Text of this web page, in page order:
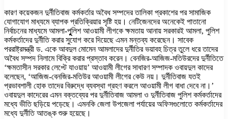
কারণ কয়েকজন দুর্নীতিবাজ কর্মকর্তার অবৈধ সম্পদের তালিকা প্রকাশের পর সামাজিক
যোগাযোগ মাধ্যমে ব্যাপক প্রতিক্রিয়ার সৃষ্টি হয়। নেটিজেনদের অনেকেই পাতানো
নির্বাচনের মাধ্যমে আমলা-পুুুুুুলিশ আওয়ামী লীগকে ক্ষমতায় আনায় সরকারই আমলা, পুলিশ
কর্মকর্তাদের দুর্নীতি করার সুযোগ করে দিয়েছে এমন মন্তব্য করেছেন। সাবেক
পররাষ্ট্রমন্ত্রী ড. একে আবদুল মোমেন আমলাদের দুর্নীতির ভয়াবহ চিত্র তুলে ধরে তাদের
অবৈধ সম্পদ নিলামে বিক্রি করার প্রস্তাব করেন। বেনজির-আজিজ-মতিউরদের দুর্নীতিতে
‘ক্ষমতাসীন সরকার লেপ্টে যাওয়ায়’ আওয়ামী লীগের সাধারণ সম্পাদক ওবায়দুল কাদের
বলেছেন, ‘আজিজ-বেনজির-মতিউর আওয়ামী লীগের কেউ নয়। দুর্নীতিবাজ যতই
প্রভাবশালী হোক তাদের বিরুদ্ধে ব্যবস্থা গ্রহণ করলে আওয়ামী লীগ বাধা দেবে না।’
ওবায়দুল কাদেরের এমন বক্তব্যের পর দুর্নীতিবাজ আমলা ও দুর্নীতিবাজ পুলিশ কর্মকর্তাদের
মধ্যে ভীতি ছড়িয়ে পড়েছে। এমনকি জেলা উপজেলা পর্যায়ের অফিসগুলোতে কর্মকর্তাদের
মধ্যে দুর্নীতি আতঙ্ক শুরু হয়েছে।